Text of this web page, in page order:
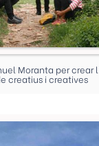
Moranta per crear
creatius i creatives